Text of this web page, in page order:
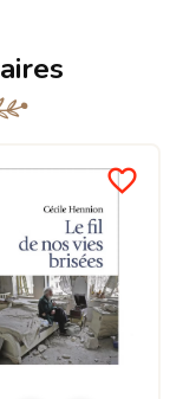
favorite_border